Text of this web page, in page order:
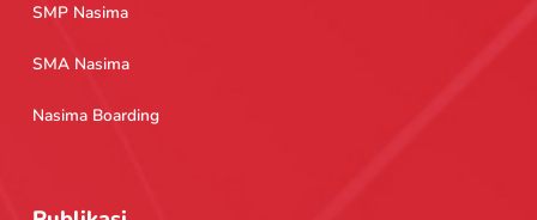
SMP Nasima
SMA Nasima
Nasima Boarding